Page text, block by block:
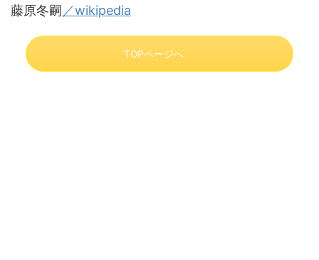
藤原冬嗣 ／wikipedia
TOPページへ